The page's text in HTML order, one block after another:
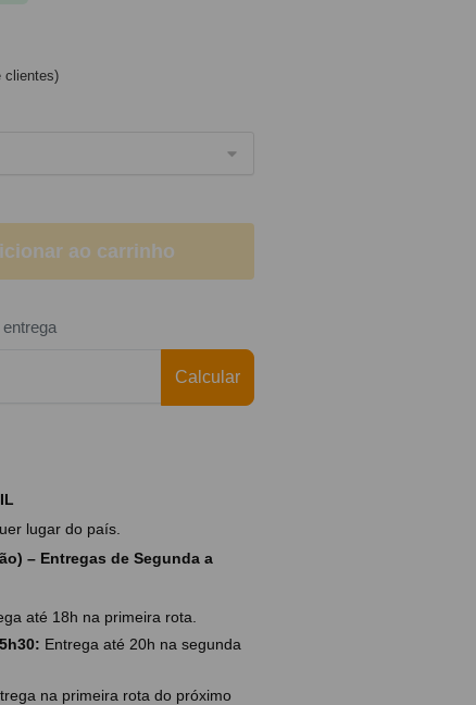
clientes)
ao carrinho
Calcular
lugar do país.
– Entregas de Segunda a
até 18h na primeira rota.
Entrega até 20h na segunda
na primeira rota do próximo